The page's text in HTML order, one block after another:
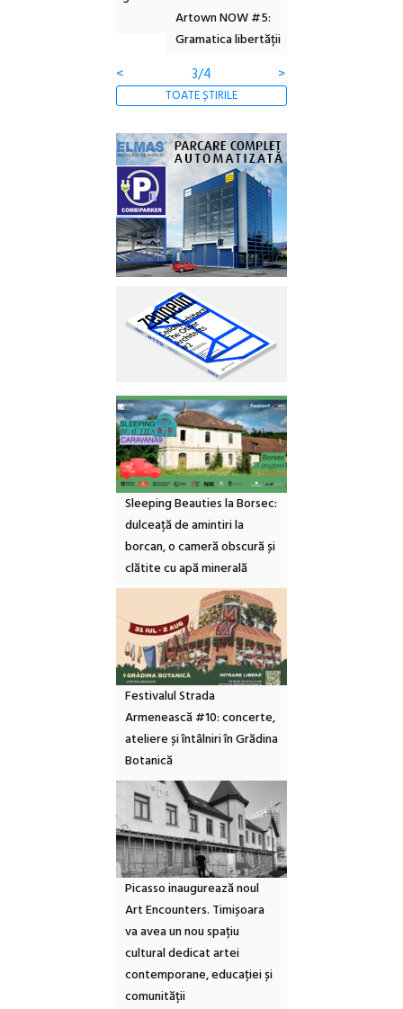
Artown NOW #5:
Gramatica libertății
<
3/4 >
TOATE ȘTIRILE
Sleeping Beauties la Borsec:
dulceață de amintiri la
borcan, o cameră obscură și
clătite cu apă minerală
Festivalul Strada
Armenească #10: concerte,
ateliere și întâlniri în Grădina
Botanică
Picasso inaugurează noul
Art Encounters. Timișoara
va avea un nou spațiu
cultural dedicat artei
contemporane, educației și
comunității